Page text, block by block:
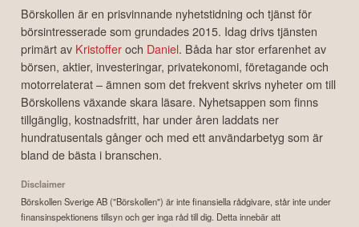
Börskollen är en prisvinnande nyhetstidning och tjänst för
börsintresserade som grundades 2015. Idag drivs tjänsten
primärt av Kristofferoch Daniel. Båda har stor erfarenhet av
börsen, aktier, investeringar, privatekonomi, företagande och
motorrelaterat – ämnen som det frekvent skrivs nyheter om till
Börskollens växande skara läsare. Nyhetsappen som finns
tillgänglig, kostnadsfritt, har under åren laddats ner
hundratusentals gånger och med ett användarbetyg som är
bland de bästa i branschen.
Disclaimer
Börskollen Sverige AB ("Börskollen") är inte finansiella rådgivare, står inte under
finansinspektionens tillsyn och ger inga råd till dig. Detta innebär att